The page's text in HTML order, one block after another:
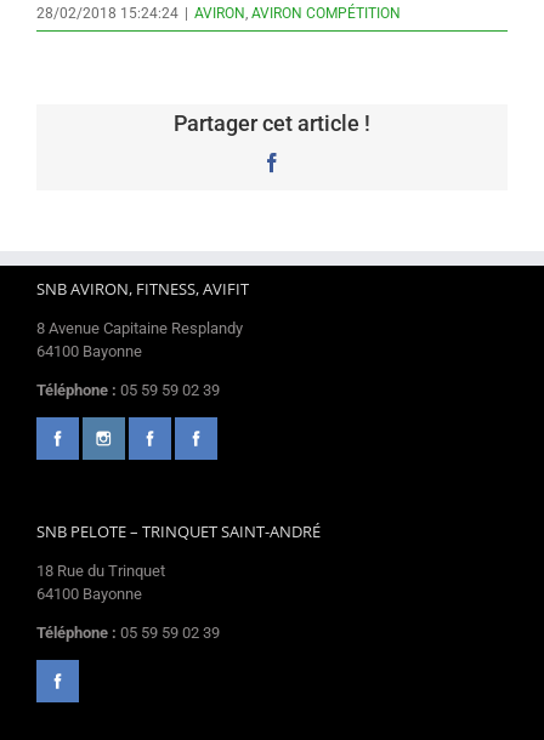
28/02/2018 15:24:24 | AVIRON, AVIRON COMPÉTITION
Partager cet article !
SNB AVIRON, FITNESS, AVIFIT
8 Avenue Capitaine Resplandy
64100 Bayonne
Téléphone : 05 59 59 02 39
SNB PELOTE – TRINQUET SAINT-ANDRÉ
18 Rue du Trinquet
64100 Bayonne
Téléphone : 05 59 59 02 39